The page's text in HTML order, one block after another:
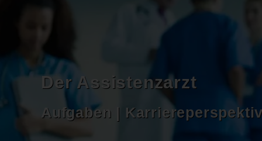
Der Assistenzarzt
Aufgaben |